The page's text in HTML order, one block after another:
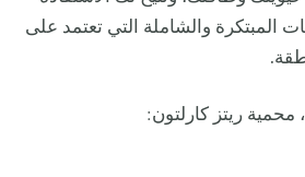
المبتكرة والشاملة التي تعتمد على
محمية ريتز كارلتون: